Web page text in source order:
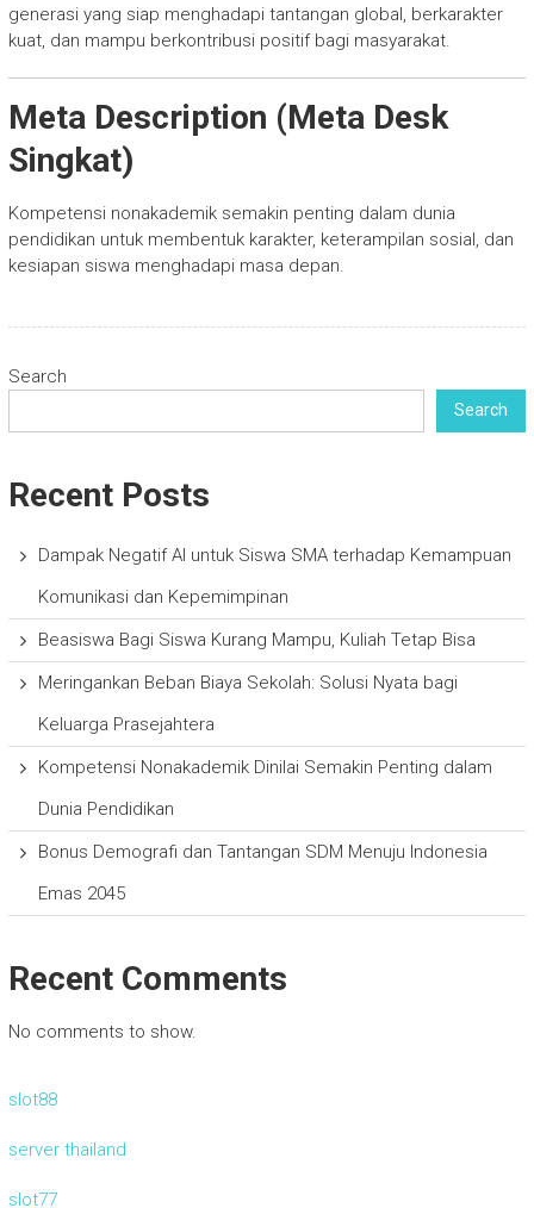
generasi yang siap menghadapi tantangan global, berkarakter
kuat, dan mampu berkontribusi positif bagi masyarakat.
Meta Description (Meta Desk
Singkat)
Kompetensi nonakademik semakin penting dalam dunia
pendidikan untuk membentuk karakter, keterampilan sosial, dan
kesiapan siswa menghadapi masa depan.
Search
Search
Recent Posts
Dampak Negatif AI untuk Siswa SMA terhadap Kemampuan
Komunikasi dan Kepemimpinan
Beasiswa Bagi Siswa Kurang Mampu, Kuliah Tetap Bisa
Meringankan Beban Biaya Sekolah: Solusi Nyata bagi
Keluarga Prasejahtera
Kompetensi Nonakademik Dinilai Semakin Penting dalam
Dunia Pendidikan
Bonus Demografi dan Tantangan SDM Menuju Indonesia
Emas 2045
Recent Comments
No comments to show.
slot88
server thailand
slot77